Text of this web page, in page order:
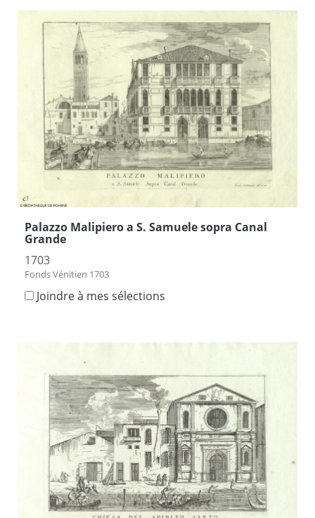
Palazzo Malipiero a S. Samuele sopra Canal
Grande
1703
Fonds Vénitien 1703
Joindre à mes sélections